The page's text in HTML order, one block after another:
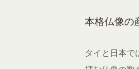
本格仏像の
タイと日本で